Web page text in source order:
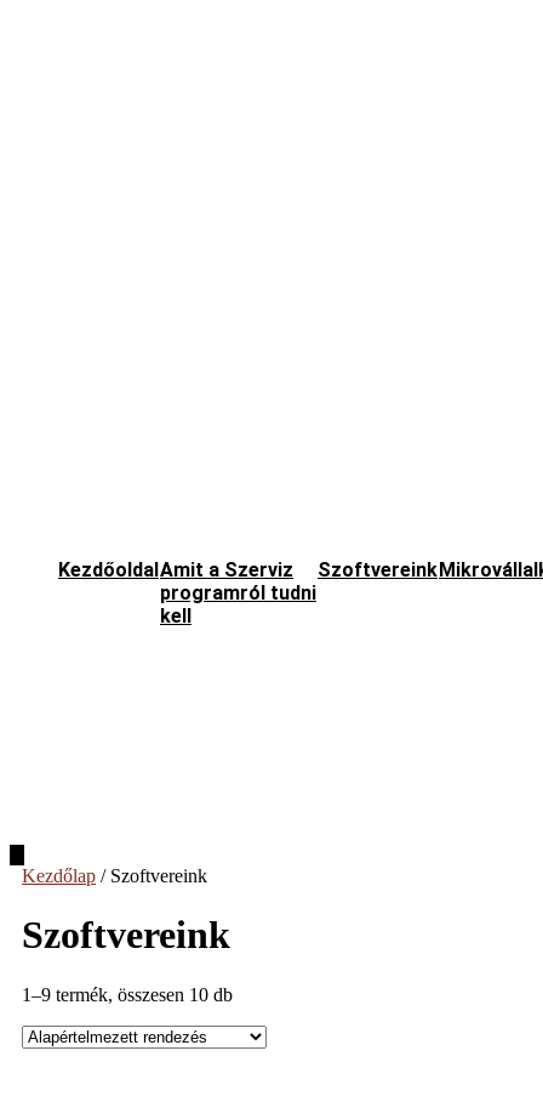
KezdőoldalAmit a Szerviz
programról tudni
kell
Szoftvereink
Toggle
Menu
Kezdőlap / Szoftvereink
Szoftvereink
1–9 termék, összesen 10 db